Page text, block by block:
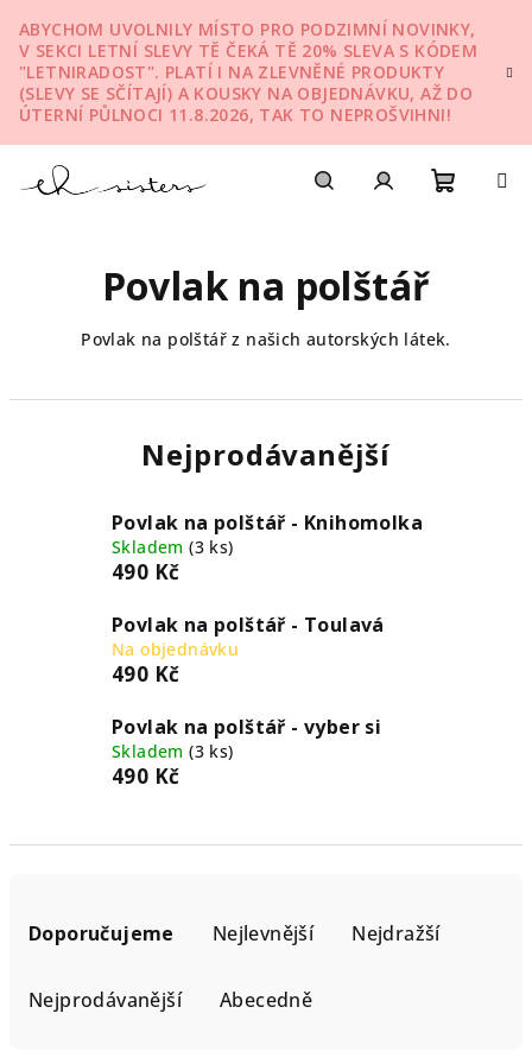
na
obsah
ABYCHOM UVOLNILY MÍSTO PRO PODZIMNÍ NOVINKY,
V SEKCI LETNÍ SLEVY TĚ ČEKÁ TĚ 20% SLEVA S KÓDEM
"LETNIRADOST". PLATÍ I NA ZLEVNĚNÉ PRODUKTY
(SLEVY SE SČÍTAJÍ) A KOUSKY NA OBJEDNÁVKU, AŽ DO
ÚTERNÍ PŮLNOCI 11.8.2026, TAK TO NEPROŠVIHNI!
Povlak na polštář
Povlak na polštář z našich autorských látek.
Nejprodávanější
Povlak na polštář - Knihomolka
Skladem(3 ks)
490 Kč
Povlak na polštář - Toulavá
Na objednávku
490 Kč
Povlak na polštář - vyber si
Skladem(3 ks)
490 Kč
Doporučujeme Nejlevnější Nejdražší
Nejprodávanější Abecedně